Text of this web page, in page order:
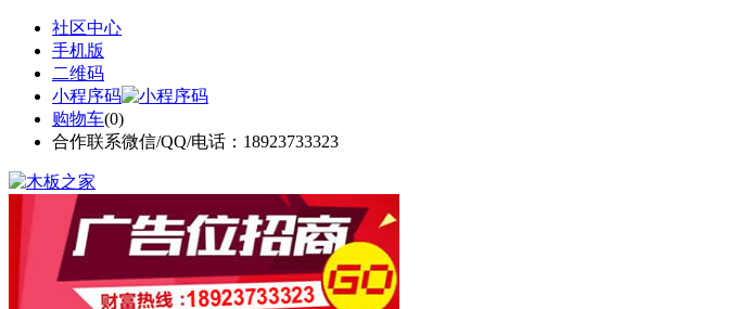
社区中心
手机版
二维码
小程序码
购物车(0)
合作联系微信/QQ/电话：18923733323